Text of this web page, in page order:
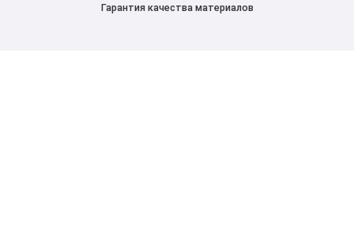
Гарантия качества материалов